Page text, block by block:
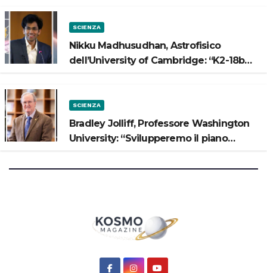
SCIENZA
Nikku Madhusudhan, Astrofisico
dell’University of Cambridge: “K2-18b
SCIENZA
Bradley Jolliff, Professore Washington
University: “Svilupperemo il piano